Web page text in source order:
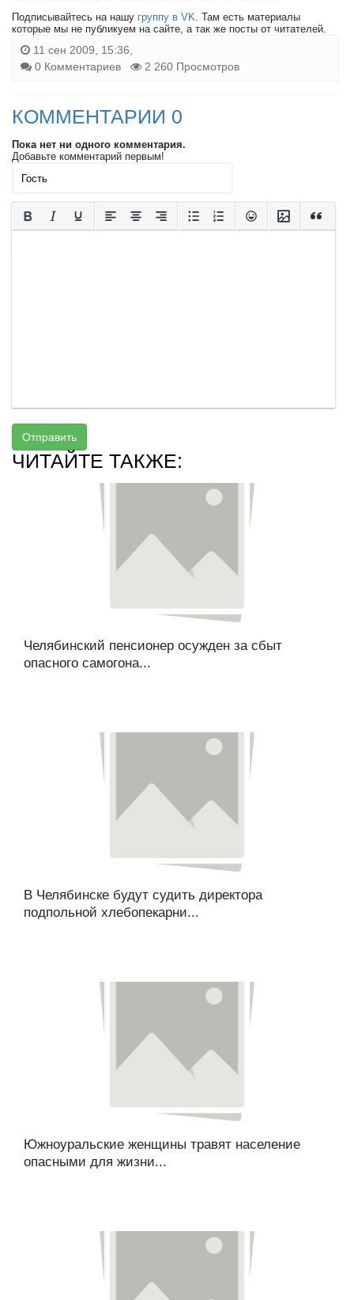
Подписывайтесь на нашу группу в VK. Там есть материалы
которые мы не публикуем на сайте, а так же посты от читателей.
11 сен 2009, 15:36,
0 Комментариев
2 260 Просмотров
КОММЕНТАРИИ 0
Пока нет ни одного комментария.
Добавьте комментарий первым!
Отправить
ЧИТАЙТЕ ТАКЖЕ:
Челябинский пенсионер осужден за сбыт
опасного самогона...
В Челябинске будут судить директора
подпольной хлебопекарни...
Южноуральские женщины травят население
опасными для жизни...